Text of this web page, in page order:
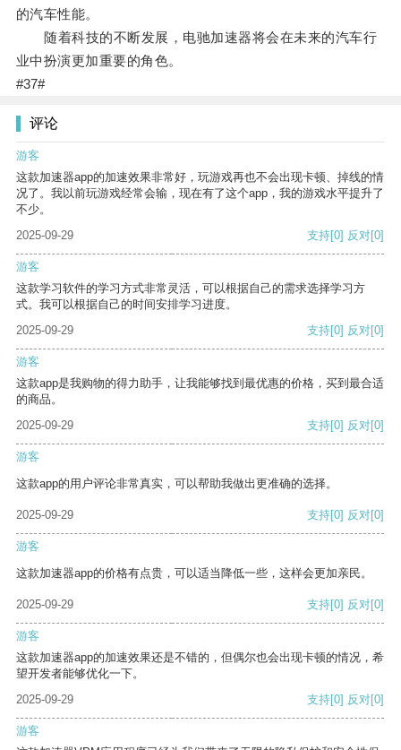
的汽车性能。
随着科技的不断发展，电驰加速器将会在未来的汽车行
业中扮演更加重要的角色。
#37#
评论
游客
这款加速器app的加速效果非常好，玩游戏再也不会出现卡顿、掉线的情
况了。我以前玩游戏经常会输，现在有了这个app，我的游戏水平提升了
不少。
2025-09-29
支持[0] 反对[0]
游客
这款学习软件的学习方式非常灵活，可以根据自己的需求选择学习方
式。我可以根据自己的时间安排学习进度。
2025-09-29
支持[0] 反对[0]
游客
这款app是我购物的得力助手，让我能够找到最优惠的价格，买到最合适
的商品。
2025-09-29
支持[0] 反对[0]
游客
这款app的用户评论非常真实，可以帮助我做出更准确的选择。
2025-09-29 支持[0] 反对[0]
游客
这款加速器app的价格有点贵，可以适当降低一些，这样会更加亲民。
2025-09-29 支持[0] 反对[0]
游客
这款加速器app的加速效果还是不错的，但偶尔也会出现卡顿的情况，希
望开发者能够优化一下。
2025-09-29
支持[0] 反对[0]
游客